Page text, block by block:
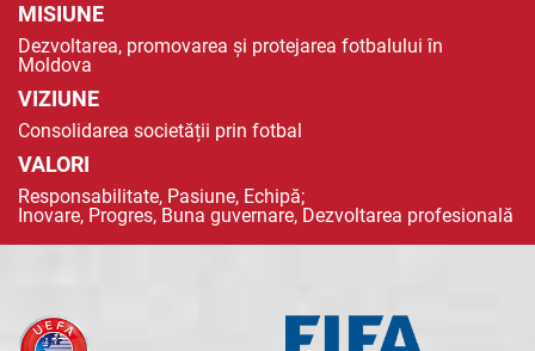
MISIUNE
Dezvoltarea, promovarea și protejarea fotbalului în
Moldova
VIZIUNE
Consolidarea societății prin fotbal
VALORI
Responsabilitate, Pasiune, Echipă;
Inovare, Progres, Buna guvernare, Dezvoltarea profesională